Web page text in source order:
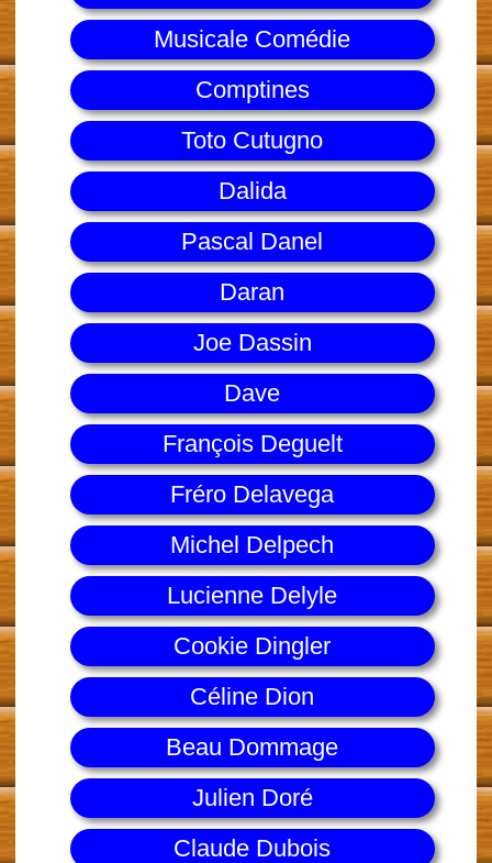
Musicale Comédie
Comptines
Toto Cutugno
Dalida
Pascal Danel
Daran
Joe Dassin
Dave
François Deguelt
Fréro Delavega
Michel Delpech
Lucienne Delyle
Cookie Dingler
Céline Dion
Beau Dommage
Julien Doré
Claude Dubois